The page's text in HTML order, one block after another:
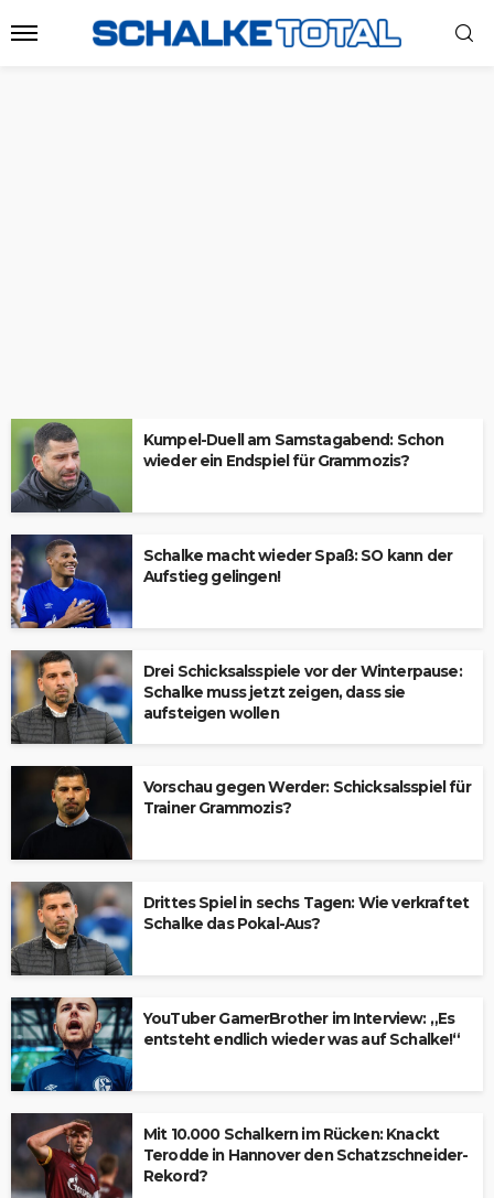
Kumpel-Duell am Samstagabend: Schon
wieder ein Endspiel für Grammozis?
Schalke macht wieder Spaß: SO kann der
Aufstieg gelingen!
Drei Schicksalsspiele vor der Winterpause:
Schalke muss jetzt zeigen, dass sie
aufsteigen wollen
Vorschau gegen Werder: Schicksalsspiel für
Trainer Grammozis?
Drittes Spiel in sechs Tagen: Wie verkraftet
Schalke das Pokal-Aus?
YouTuber GamerBrother im Interview: „Es
entsteht endlich wieder was auf Schalke!“
Mit 10.000 Schalkern im Rücken: Knackt
Terodde in Hannover den Schatzschneider-
Rekord?